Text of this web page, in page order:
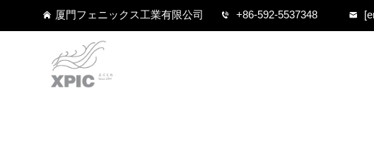
厦門フェニックス工業有限公司 +86-592-5537348